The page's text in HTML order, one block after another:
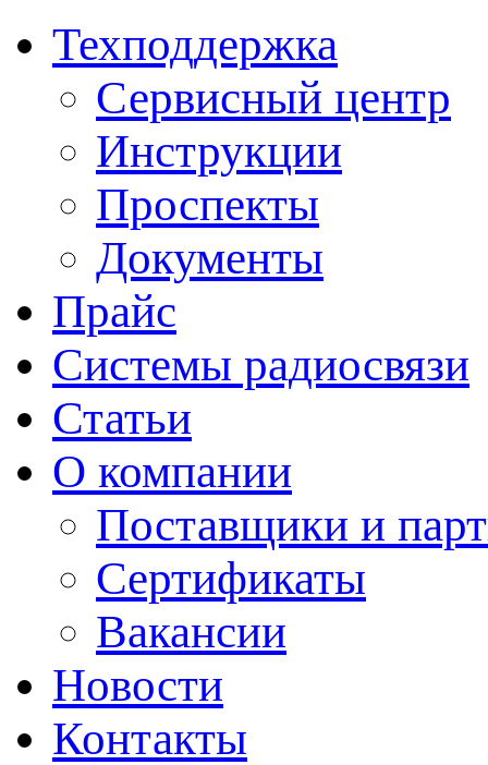
Техподдержка
Сервисный центр
Инструкции
Проспекты
Документы
Прайс
Системы радиосвязи
Статьи
О компании
Поставщики и
Cертификаты
Вакансии
Новости
Контакты